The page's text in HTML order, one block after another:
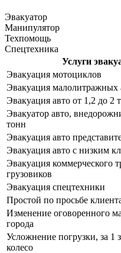
Эвакуатор
Манипулятор
Техпомощь
Спецтехника
Услуги
Эвакуация мотоциклов
Эвакуация малолитражных
Эвакуация авто от 1,2 до 2
Эвакуатор авто,
тонн
Эвакуация авто
Эвакуация авто с низким
Эвакуация коммерческого
грузовиков
Эвакуация спецтехники
Простой по просьбе
Изменение оговоренного
города
Усложнение погрузки, за 1
колесо